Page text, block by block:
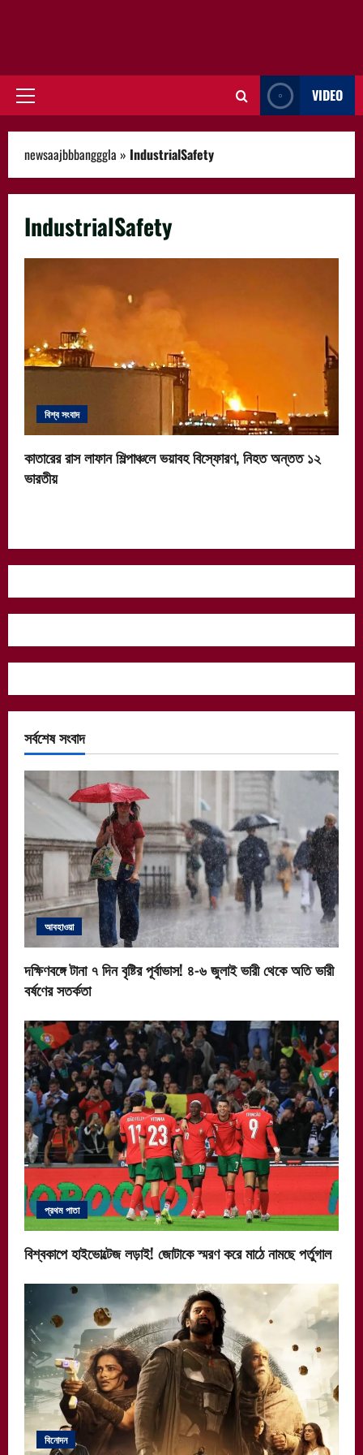
Primary
VIDEO
newsaajbbbangggla » IndustrialSafety
IndustrialSafety
বিশ্ব সংবাদ
কাতারের রাস লাফান শিল্পাঞ্চলে ভয়াবহ বিস্ফোরণ, নিহত অন্তত ১২
ভারতীয়
সর্বশেষ সংবাদ
আবহাওয়া
দক্ষিণবঙ্গে টানা ৭ দিন বৃষ্টির পূর্বাভাস! ৪-৬ জুলাই ভারী থেকে অতি ভারী
বর্ষণের সতর্কতা
প্রথম পাতা
বিশ্বকাপে হাইভোল্টেজ লড়াই! জোটাকে স্মরণ করে মাঠে নামছে পর্তুগাল
বিনোদন